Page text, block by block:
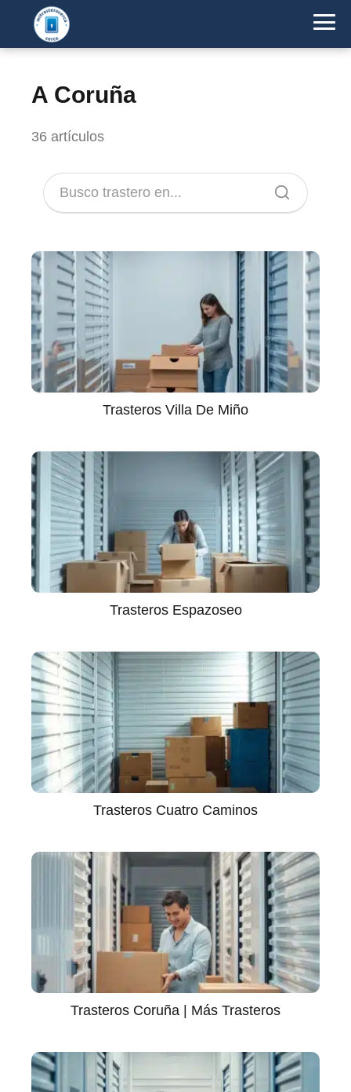
A Coruña
36 artículos
Trasteros Villa De Miño
Trasteros Espazoseo
Trasteros Cuatro Caminos
Trasteros Coruña | Más Trasteros